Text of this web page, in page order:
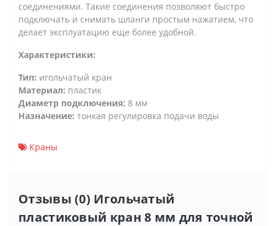
соединениями. Такие соединения позволяют быстро
подключать и снимать шланги простым нажатием, что
делает эксплуатацию еще более удобной.
Характеристики:
Тип: игольчатый кран
Материал: пластик
Диаметр подключения: 8 мм
Назначение: тонкая регулировка подачи воды
Краны
Отзывы (0) Игольчатый
пластиковый кран 8 мм для точной